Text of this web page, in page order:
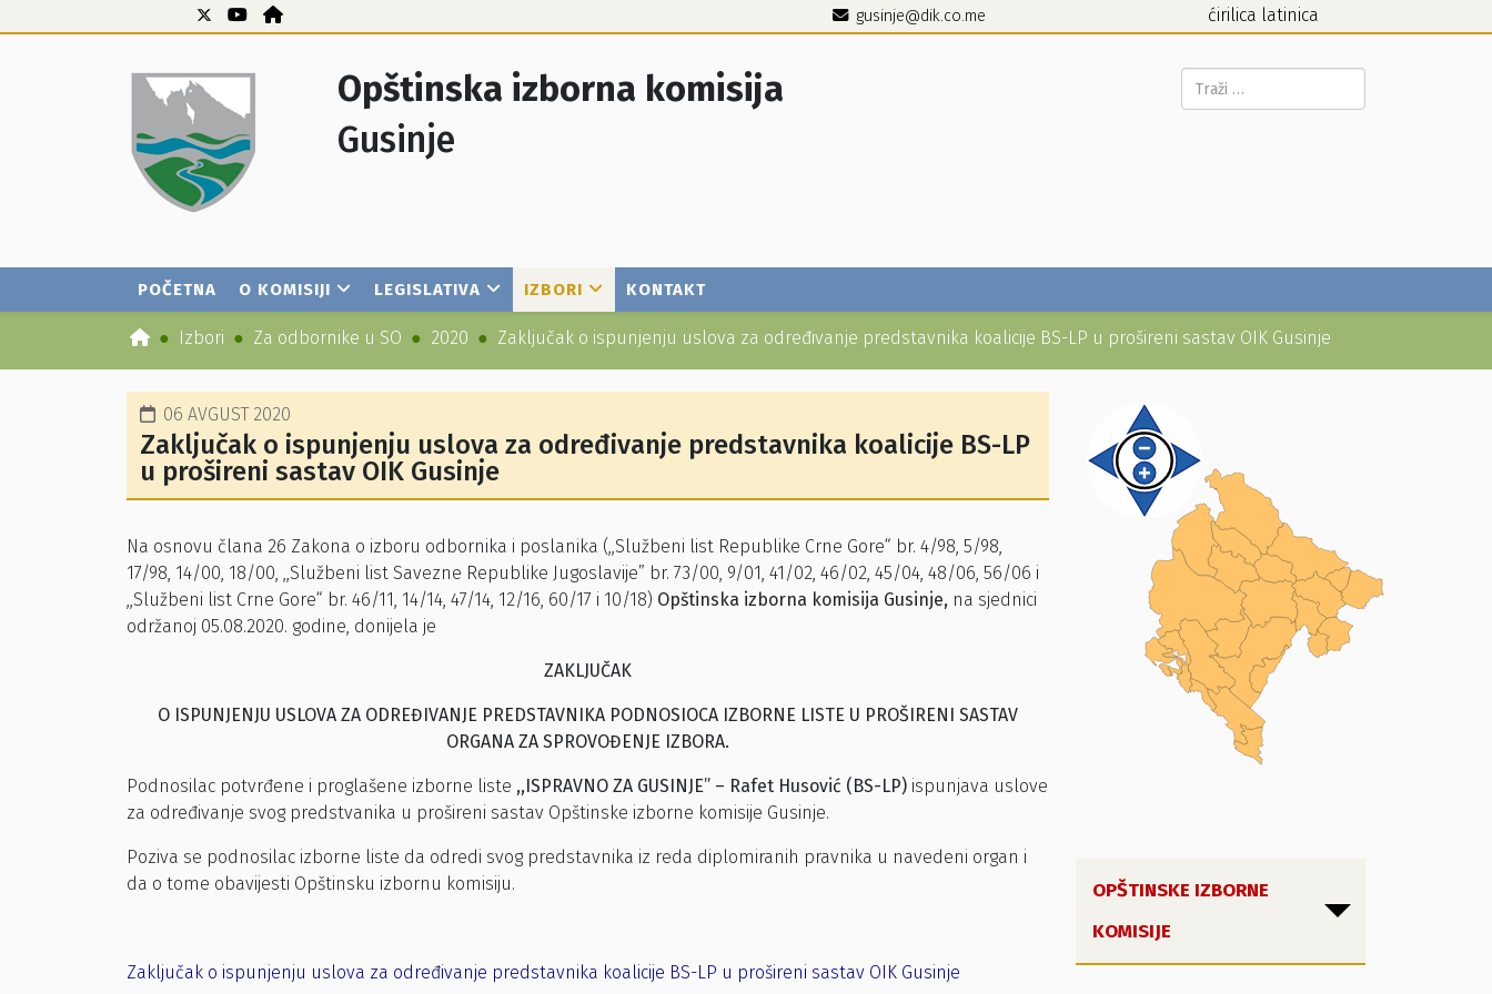
gusinje@dik.co.me ćirilica latinica
Opštinska izborna komisija
Gusinje
Pretraga...
POČETNA O KOMISIJI LEGISLATIVA IZBORI KONTAKT
Izbori Za odbornike u SO 2020 Zaključak o ispunjenju uslova za određivanje predstavnika koalicije BS-LP u prošireni sastav OIK Gusinje
06 AVGUST 2020
Zaključak o ispunjenju uslova za određivanje predstavnika koalicije BS-LP
u prošireni sastav OIK Gusinje
Na osnovu člana 26 Zakona o izboru odbornika i poslanika (,,Službeni list Republike Crne Gore“ br. 4/98, 5/98,
17/98, 14/00, 18/00, ,,Službeni list Savezne Republike Jugoslavije” br. 73/00, 9/01, 41/02, 46/02, 45/04, 48/06, 56/06 i
,,Službeni list Crne Gore“ br. 46/11, 14/14, 47/14, 12/16, 60/17 i 10/18) Opštinska izborna komisija Gusinje, na sjednici
održanoj 05.08.2020. godine, donijela je
ZAKLJUČAK
O ISPUNJENJU USLOVA ZA ODREĐIVANJE PREDSTAVNIKA PODNOSIOCA IZBORNE LISTE U PROŠIRENI SASTAV
ORGANA ZA SPROVOĐENJE IZBORA.
Podnosilac potvrđene i proglašene izborne liste ,,ISPRAVNO ZA GUSINJE” – Rafet Husović (BS-LP) ispunjava uslove
za određivanje svog predstvanika u prošireni sastav Opštinske izborne komisije Gusinje.
Poziva se podnosilac izborne liste da odredi svog predstavnika iz reda diplomiranih pravnika u navedeni organ i
da o tome obavijesti Opštinsku izbornu komisiju.
Zaključak o ispunjenju uslova za određivanje predstavnika koalicije BS-LP u prošireni sastav OIK Gusinje
OPŠTINSKE IZBORNE
KOMISIJE